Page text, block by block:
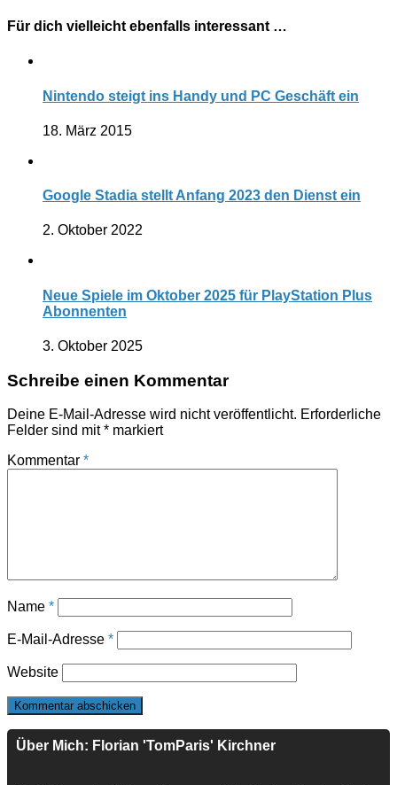
Für dich vielleicht ebenfalls interessant …
Nintendo steigt ins Handy und PC Geschäft ein
18. März 2015
Google Stadia stellt Anfang 2023 den Dienst ein
2. Oktober 2022
Neue Spiele im Oktober 2025 für PlayStation Plus
Abonnenten
3. Oktober 2025
Schreibe einen Kommentar
Deine E-Mail-Adresse wird nicht veröffentlicht. Erforderliche
Felder sind mit* markiert
Kommentar *
Name *
E-Mail-Adresse *
Website
Über Mich: Florian 'TomParis' Kirchner